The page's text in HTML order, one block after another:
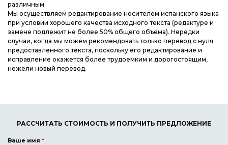
различным.
Мы осуществляем редактирование носителем испанского языка
при условии хорошего качества исходного текста (редактуре и
замене подлежит не более 50% общего объёма). Нередки
случаи, когда мы можем рекомендовать только перевод с нуля
предоставленного текста, поскольку его редактирование и
исправление окажется более трудоемким и дорогостоящим,
нежели новый перевод.
РАССЧИТАТЬ СТОИМОСТЬ И ПОЛУЧИТЬ ПРЕДЛОЖЕНИЕ
Ваше имя *